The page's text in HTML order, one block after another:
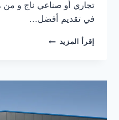
تجاري أو صناعي ناج و من
في تقديم أفضل…
إقرأ المزيد بناء
ت:
مقاول